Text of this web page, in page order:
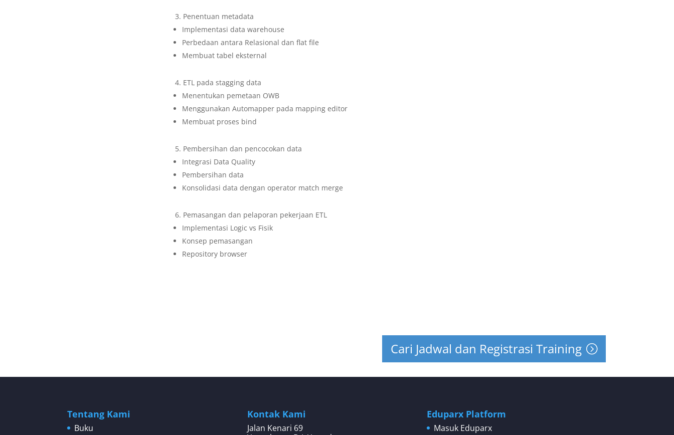
Penentuan metadata
Implementasi data warehouse
Perbedaan antara Relasional dan flat file
Membuat tabel eksternal
ETL pada stagging data
Menentukan pemetaan OWB
Menggunakan Automapper pada mapping editor
Membuat proses bind
Pembersihan dan pencocokan data
Integrasi Data Quality
Pembersihan data
Konsolidasi data dengan operator match merge
Pemasangan dan pelaporan pekerjaan ETL
Implementasi Logic vs Fisik
Konsep pemasangan
Repository browser
Cari Jadwal dan Registrasi Training
Tentang Kami
Buku
Kontak Kami
Jalan Kenari 69
Eduparx Platform
Masuk Eduparx